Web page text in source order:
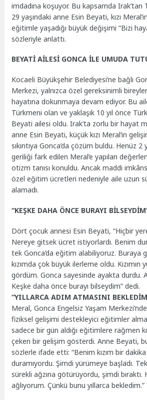
imdadına koşuyor. Bu kapsamda Irak’tan
29 yaşındaki anne Esin Beyati, kızı
eğitimle yaşadığı büyük değişimi “Bizi
sözleriyle anlattı.
BEYATİ AİLESİ GONCA İLE UMUDA
Kocaeli Büyükşehir Belediyesi’ne bağlı
Merkezi, yalnızca özel gereksinimli
hayatına dokunmaya devam ediyor. Bu
Türkmeni olan ve yaklaşık 10 yıl önce
Beyati ailesi oldu. Irak’ta zorlu bir hayat
anne Esin Beyati, küçük kızı Meral’in
sıkıntıya Gonca’da çözüm buldu. Henüz 2
geriliği fark edilen Meral’e yapılan
otizm tanısı konuldu. Ancak maddi
özel eğitim ücretleri nedeniyle aile uzun
alamadı.
“KEŞKE DAHA ÖNCE BURAYI
Dört çocuk annesi Esin Beyati, “Hiçbir
Nereye gitsek ücret istiyorlardı. Benim
tek Gonca’da eğitim alabiliyoruz. Buraya
kızımda çok büyük ilerleme oldu.
gördüm. Gonca sayesinde ayakta durdu.
Keşke daha önce burayı bilseydim” dedi.
“YILLARCA ADIM ATMASINI
Meral, Gonca Engelsiz Yaşam
fiziksel gelişimi destekleyici eğitimler
sadece bir gün aldığı eğitimlere rağmen
çeken bir gelişim gösterdi. Anne Beyati,
sözlerle ifade etti: “Benim kızım bir
duramıyordu. Şimdi yürümeye başladı.
sürekli ağzına götürüyordu, şimdi bıraktı.
ağlıyorum. Çünkü bunu yıllarca bekledim.”